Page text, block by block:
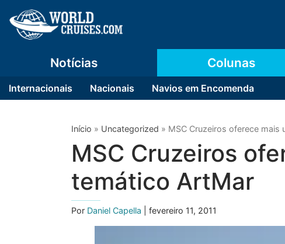
Notícias
Internacionais Nacionais Navios em Encomenda
Colunas
Início » Uncategorized » MSC Cruzeiros oferece
MSC Cruzeiros
temático ArtMar
Por Daniel Capella | fevereiro 11, 2011